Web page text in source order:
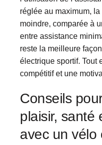
réglée au maximum,
moindre, comparée à
entre assistance
reste la meilleure
électrique sportif. Tout
compétitif et une
Conseils
plaisir, santé
avec un vélo